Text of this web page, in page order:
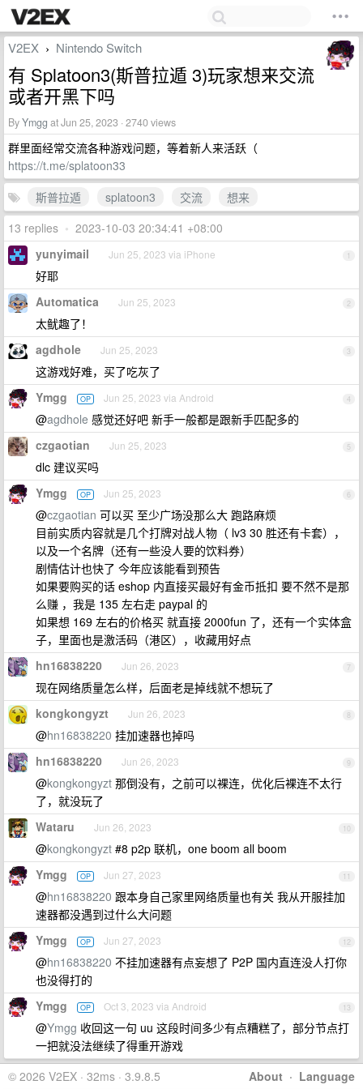
V2EX › Nintendo Switch
有 Splatoon3(斯普拉遁 3)玩家想来交流
或者开黑下吗
ByYmgg at Jun 25, 2023 · 2740 views
群里面经常交流各种游戏问题，等着新人来活跃（
https://t.me/splatoon33
斯普拉遁
splatoon3 交流
想来
13 replies • 2023-10-03 20:34:41 +08:00
1
yunyimail Jun 25, 2023 via iPhone
好耶
2
Automatica Jun 25, 2023
太鱿趣了！
3
agdhole Jun 25, 2023
这游戏好难，买了吃灰了
4
Ymgg OP Jun 25, 2023 via Android
@agdhole 感觉还好吧 新手一般都是跟新手匹配多的
5
czgaotian Jun 25, 2023
dlc 建议买吗
6
Ymgg OP Jun 25, 2023
@czgaotian 可以买 至少广场没那么大 跑路麻烦
目前实质内容就是几个打牌对战人物（ lv3 30 胜还有卡套），
以及一个名牌（还有一些没人要的饮料券）
剧情估计也快了 今年应该能看到预告
如果要购买的话 eshop 内直接买最好有金币抵扣 要不然不是那
么赚 ，我是 135 左右走 paypal 的
如果想 169 左右的价格买 就直接 2000fun 了，还有一个实体盒
子，里面也是激活码（港区），收藏用好点
7
hn16838220 Jun 26, 2023
现在网络质量怎么样，后面老是掉线就不想玩了
8
kongkongyzt Jun 26, 2023
@hn16838220 挂加速器也掉吗
9
hn16838220 Jun 26, 2023
@kongkongyzt 那倒没有，之前可以裸连，优化后裸连不太行
了，就没玩了
10
Wataru Jun 26, 2023
@kongkongyzt #8 p2p 联机，one boom all boom
11
Ymgg OP Jun 27, 2023
@hn16838220 跟本身自己家里网络质量也有关 我从开服挂加
速器都没遇到过什么大问题
12
Ymgg OP Jun 27, 2023
@hn16838220 不挂加速器有点妄想了 P2P 国内直连没人打你
也没得打的
13
Ymgg OP Oct 3, 2023 via Android
@Ymgg 收回这一句 uu 这段时间多少有点糟糕了，部分节点打
一把就没法继续了得重开游戏
About · Language
© 2026 V2EX · 32ms · 3.9.8.5